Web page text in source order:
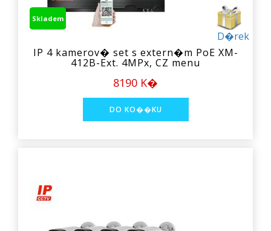
D�rek
Skladem
IP 4 kamerov� set s extern�m PoE XM-
412B-Ext. 4MPx, CZ menu
8190 K�